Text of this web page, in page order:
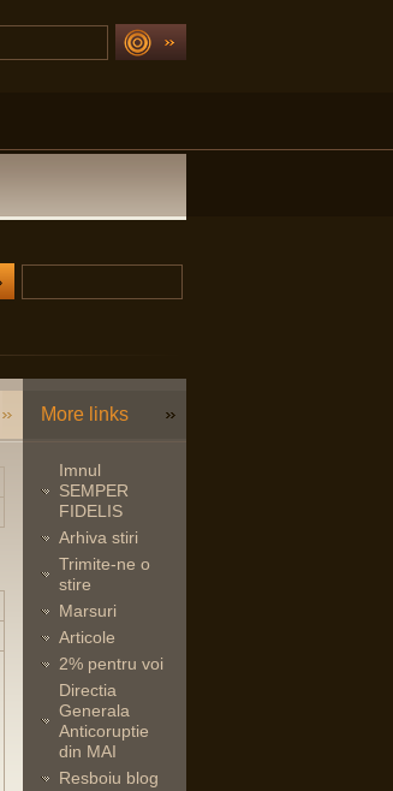
More links
Imnul
SEMPER
FIDELIS
Arhiva stiri
Trimite-ne o
stire
Marsuri
Articole
2% pentru voi
Directia
Generala
Anticoruptie
din MAI
Resboiu blog